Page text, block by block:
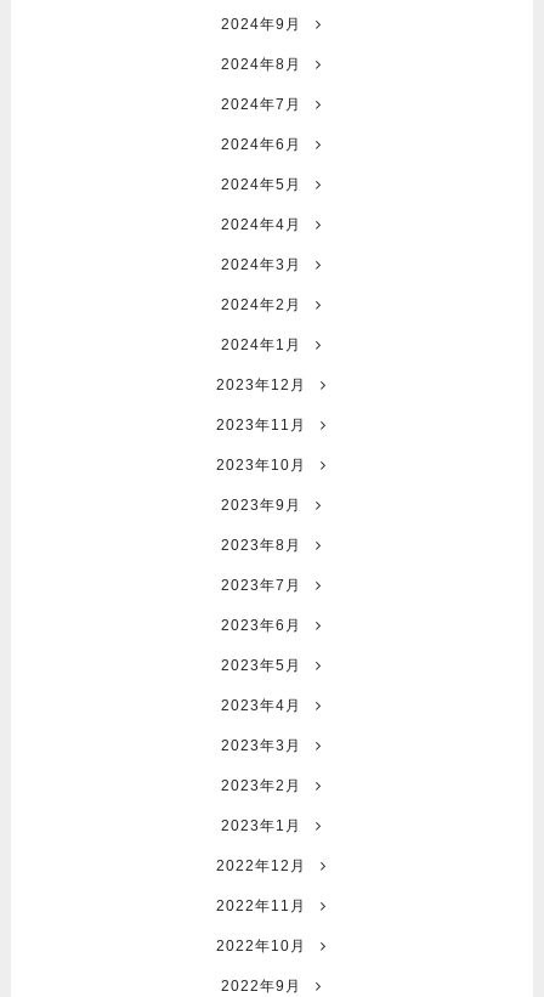
2024年9月
2024年8月
2024年7月
2024年6月
2024年5月
2024年4月
2024年3月
2024年2月
2024年1月
2023年12月
2023年11月
2023年10月
2023年9月
2023年8月
2023年7月
2023年6月
2023年5月
2023年4月
2023年3月
2023年2月
2023年1月
2022年12月
2022年11月
2022年10月
2022年9月